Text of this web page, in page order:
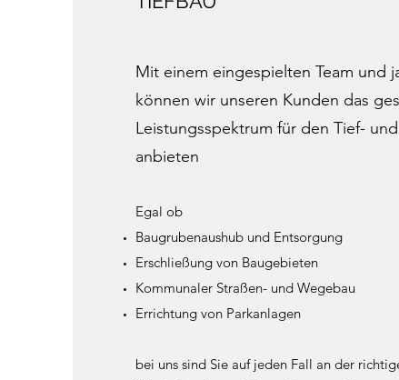
Mit einem eingespielten Team und
können wir unseren Kunden das
Leistungsspektrum für den Tief-
anbieten
Egal ob
Baugrubenaushub und Entsorgung
Erschließung von Baugebieten
Kommunaler Straßen- und Wegebau
Errichtung von Parkanlagen
bei uns sind Sie auf jeden Fall an der